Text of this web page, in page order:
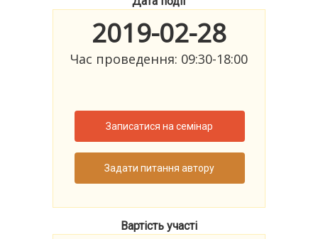
2019-02-28
Час проведення: 09:30-18:00
Записатися на семінар
Задати питання автору
Вартість участі